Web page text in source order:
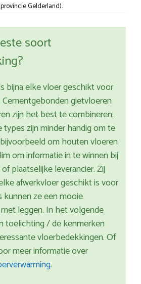
Gelderland).
soort
bijna elke vloer geschikt voor
gietvloeren
zijn het best te combineren.
zijn minder handig om te
om houten vloeren
om informatie in te winnen bij
plaatselijke leverancier. Zij
afwerkvloer geschikt is voor
kunnen ze een mooie
leggen. In het volgende
toelichting / de kenmerken
vloerbedekkingen. Of
meer informatie over
.